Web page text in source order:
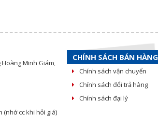
Minh Giám,
cc khi hỏi giá)
CHÍNH SÁCH BÁN HÀNG
Chính sách vận chuyển
Chính sách đổi trả hàng
Chính sách đại lý